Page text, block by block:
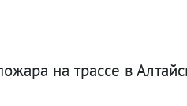
на трассе в